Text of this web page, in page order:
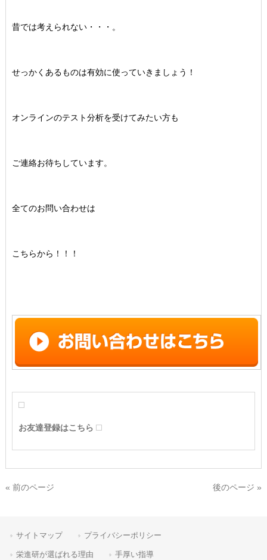
昔では考えられない・・・。
せっかくあるものは有効に使っていきましょう！
オンラインのテスト分析を受けてみたい方も
ご連絡お待ちしています。
全てのお問い合わせは
こちらから！！！
お友達登録はこちら
« 前のページ 後のページ »
サイトマップ プライバシーポリシー
栄進研が選ばれる理由 手厚い指導